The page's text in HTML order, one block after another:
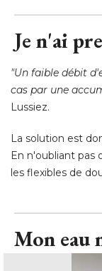
Je n'ai
"Un faible débit
cas par une
Lussiez.
La solution est
En n'oubliant pas
les flexibles de
Mon eau